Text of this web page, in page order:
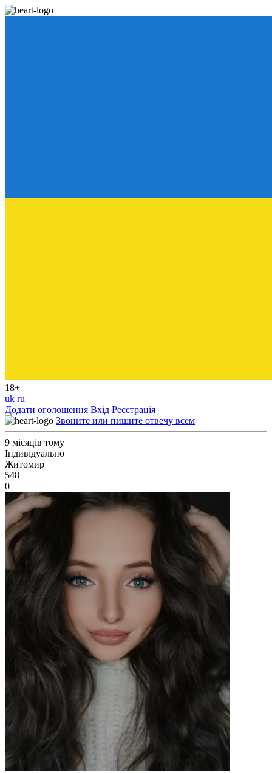
18+
uk ru
Додати оголошення Вхід Реєстрація
Звоните или пишите отвечу всем
9 місяців тому
Індивідуально
Житомир
548
0